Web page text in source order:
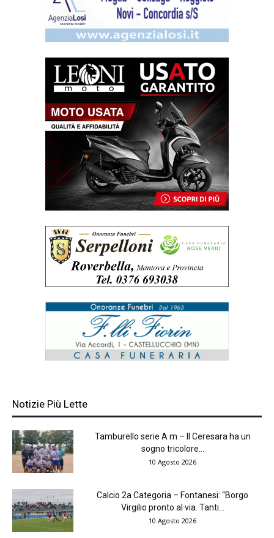
Notizie Più Lette
Tamburello serie A m – Il Ceresara ha un
sogno tricolore...
10 Agosto 2026
Calcio 2a Categoria – Fontanesi: “Borgo
Virgilio pronto al via. Tanti...
10 Agosto 2026